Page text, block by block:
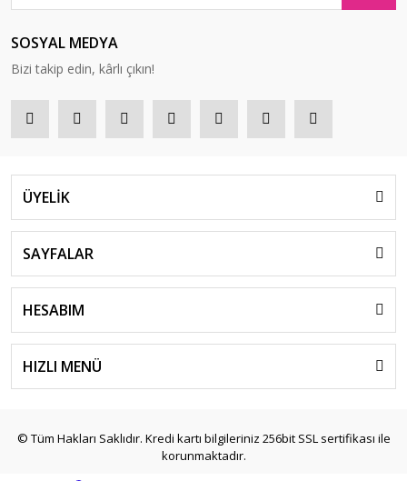
SOSYAL MEDYA
Bizi takip edin, kârlı çıkın!
ÜYELİK
SAYFALAR
HESABIM
HIZLI MENÜ
© Tüm Hakları Saklıdır. Kredi kartı bilgileriniz 256bit SSL sertifikası ile
korunmaktadır.